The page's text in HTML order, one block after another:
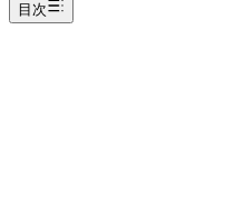
目次